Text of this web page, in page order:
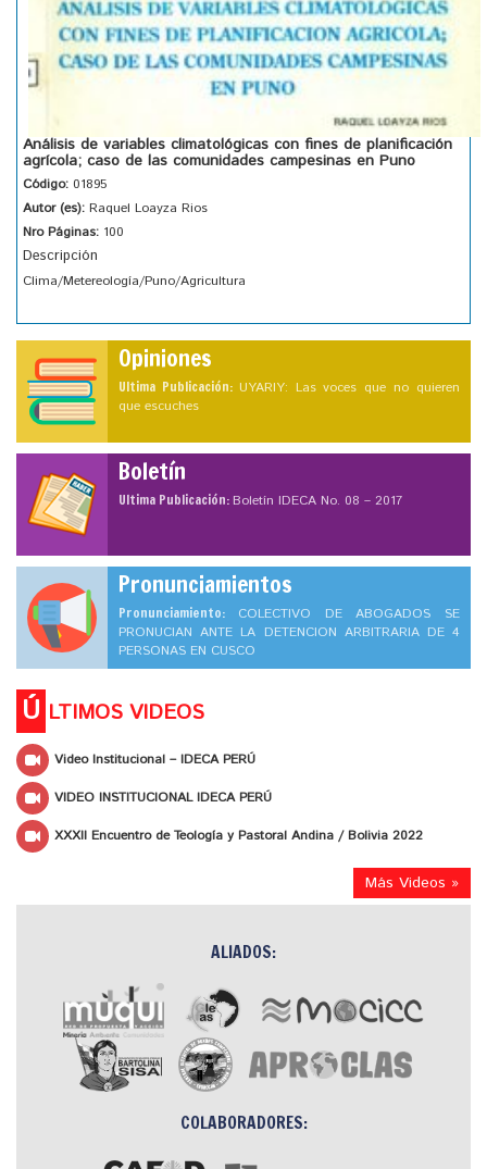
Análisis de variables climatológicas con fines de planificación
agrícola; caso de las comunidades campesinas en Puno
Código: 01895
Autor (es): Raquel Loayza Rios
Nro Páginas: 100
Descripción
Clima/Metereología/Puno/Agricultura
Opiniones
Ultima Publicación: UYARIY: Las voces que no quieren
que escuches
Boletín
Ultima Publicación:Boletín IDECA No. 08 – 2017
Pronunciamientos
Pronunciamiento: COLECTIVO DE ABOGADOS SE
PRONUCIAN ANTE LA DETENCION ARBITRARIA DE 4
PERSONAS EN CUSCO
Ú LTIMOS VIDEOS
Video Institucional – IDECA PERÚ
VIDEO INSTITUCIONAL IDECA PERÚ
XXXII Encuentro de Teología y Pastoral Andina / Bolivia 2022
Más Videos »
ALIADOS:
COLABORADORES: